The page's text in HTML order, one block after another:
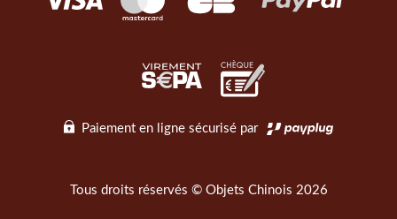
Paiement en ligne sécurisé par
Tous droits réservés © Objets Chinois 2026